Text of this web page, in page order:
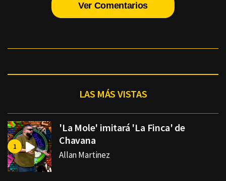
Ver Comentarios
LAS MÁS VISTAS
'La Mole' imitará 'La Finca' de
Chavana
Allan Martinez